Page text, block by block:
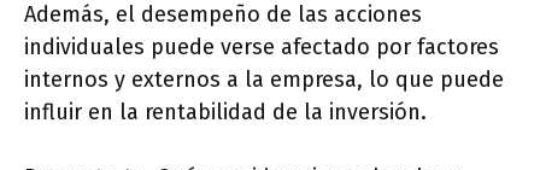
Además, el desempeño de las acciones
individuales puede verse afectado por factores
internos y externos a la empresa, lo que puede
influir en la rentabilidad de la inversión.